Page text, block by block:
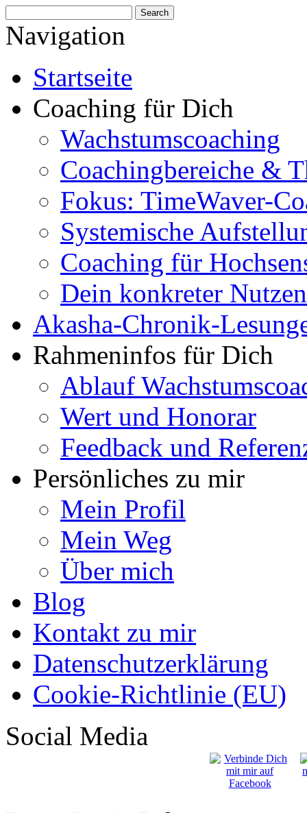
Navigation
Startseite
Coaching für Dich
Wachstumscoaching
Coachingbereiche &
Fokus: TimeWaver-
Systemische
Coaching für
Dein konkreter Nutzen
Akasha-Chronik-
Rahmeninfos für Dich
Ablauf
Wert und Honorar
Feedback und
Persönliches zu mir
Mein Profil
Mein Weg
Über mich
Blog
Kontakt zu mir
Datenschutzerklärung
Cookie-Richtlinie (EU)
Social Media